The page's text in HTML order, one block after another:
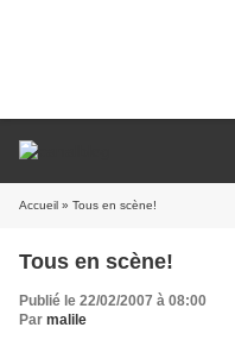
Accueil » Tous en scène!
Tous en scène!
Publié le 22/02/2007 à 08:00
Par malile